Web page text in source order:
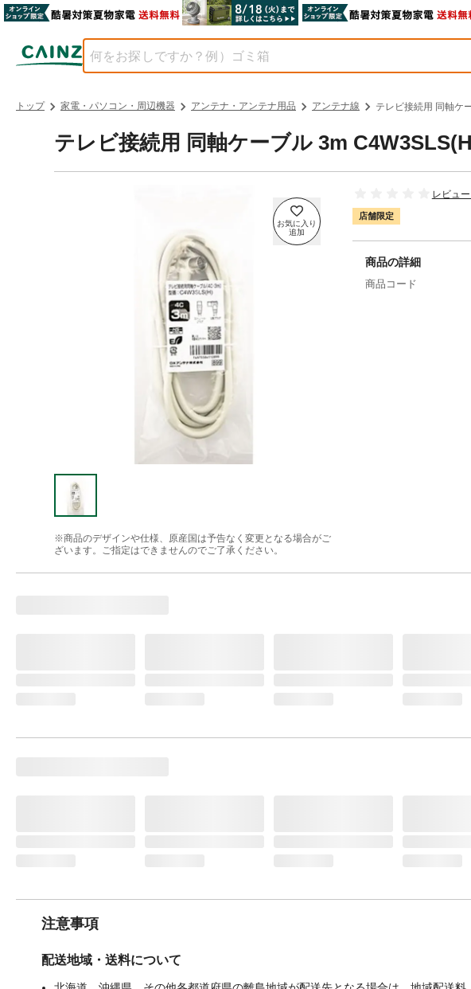
トップ 家電・パソコン・周辺機器 アンテナ・アンテナ用品 アンテナ線 テレビ接続用 同軸ケ
テレビ接続用 同軸ケーブル 3m
※商品のデザインや仕様、原産国は予告なく変更となる場合がご
ざいます。ご指定はできませんのでご了承ください。
レビュー
店舗限定
商品の詳細
商品コード
注意事項
配送地域・送料について